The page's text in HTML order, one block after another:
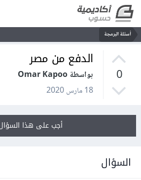
أسئلة البرمجة
0
الدفع من مصر
بواسطة Omar Kapoo
18 مارس 2020
أجب على هذا السؤال
السؤال